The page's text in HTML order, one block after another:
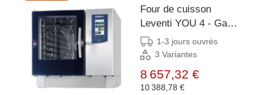
Four de cuisson
Leventi YOU 4 - Gaz
13kW - 4x/5x/7x ET
40x60 -
1-3 jours ouvrés
3 Variantes
8 657,32 €
10 388,78 €